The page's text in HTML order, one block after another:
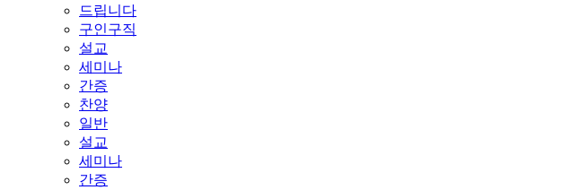
드립니다
구인구직
설교
세미나
간증
찬양
일반
설교
세미나
간증